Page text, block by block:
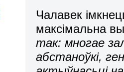
Чалавек
максімальна
так: многае
абстаноўкі,